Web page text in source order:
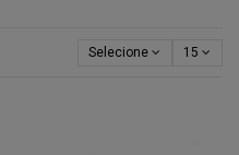
Selecione 15